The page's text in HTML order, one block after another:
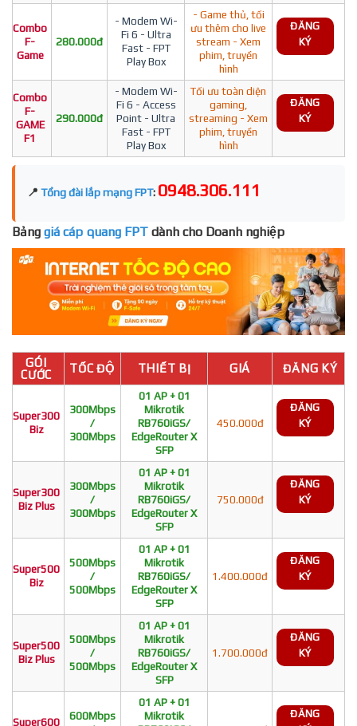
Combo
F-
Game
280.000đ
- Modem Wi-
Fi 6 - Ultra
Fast - FPT
Play Box
- Game thủ, tối
ưu thêm cho live
stream - Xem
phim, truyền
hình
ĐĂNG
KÝ
Combo
F-
GAME
F1
290.000đ
- Modem Wi-
Fi 6 - Access
Point - Ultra
Fast - FPT
Play Box
Tối ưu toàn diện
gaming,
streaming - Xem
phim, truyền
hình
ĐĂNG
KÝ
📍 Tổng đài lắp mạng FPT: 0948.306.111
Bảng giá cáp quang FPT dành cho Doanh nghiệp
GÓI
CƯỚC
TỐC ĐỘ THIẾT BỊ GIÁ ĐĂNG KÝ
Super300
Biz
300Mbps
/
300Mbps
01 AP + 01
Mikrotik
RB760iGS/
EdgeRouter X
SFP
450.000đ
ĐĂNG
KÝ
Super300
Biz Plus
300Mbps
/
300Mbps
01 AP + 01
Mikrotik
RB760iGS/
EdgeRouter X
SFP
750.000đ
ĐĂNG
KÝ
Super500
Biz
500Mbps
/
500Mbps
01 AP + 01
Mikrotik
RB760iGS/
EdgeRouter X
SFP
1.400.000đ
ĐĂNG
KÝ
Super500
Biz Plus
500Mbps
/
500Mbps
01 AP + 01
Mikrotik
RB760iGS/
EdgeRouter X
SFP
1.700.000đ
ĐĂNG
KÝ
Super600
600Mbps
01 AP + 01
Mikrotik
ĐĂNG